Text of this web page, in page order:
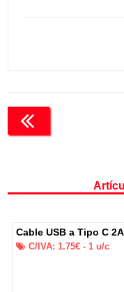
Cable USB a Tipo C
C/IVA: 1.75€ - 1u/c